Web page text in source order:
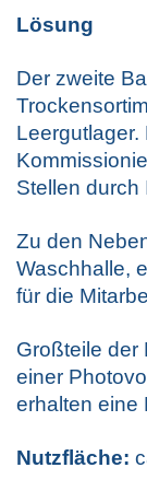
Lösung
Der zweite
Leergutlager.
Stellen durch
Zu den
Waschhalle,
für die
Großteile der
einer
erhalten eine
Nutzfläche: